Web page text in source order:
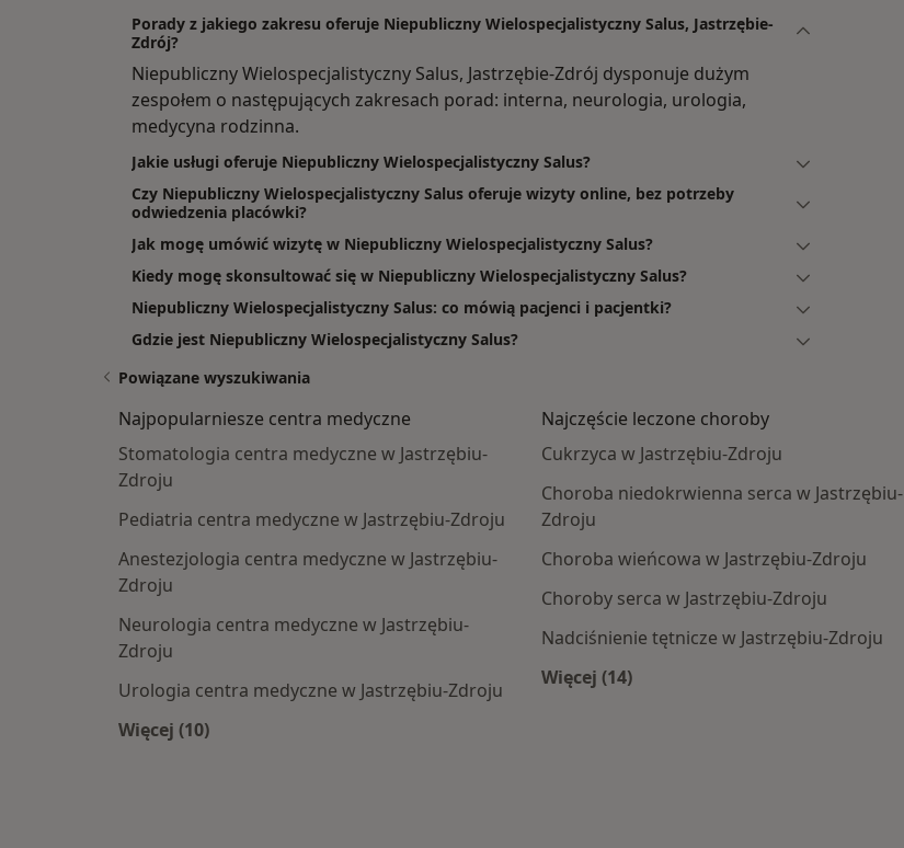
Porady z jakiego zakresu oferuje Niepubliczny Wielospecjalistyczny Salus, Jastrzębie-
Zdrój?
Niepubliczny Wielospecjalistyczny Salus, Jastrzębie-Zdrój dysponuje dużym
zespołem o następujących zakresach porad: interna, neurologia, urologia,
medycyna rodzinna.
Jakie usługi oferuje Niepubliczny Wielospecjalistyczny Salus?
Czy Niepubliczny Wielospecjalistyczny Salus oferuje wizyty online, bez potrzeby
odwiedzenia placówki?
Jak mogę umówić wizytę w Niepubliczny Wielospecjalistyczny Salus?
Kiedy mogę skonsultować się w Niepubliczny Wielospecjalistyczny Salus?
Niepubliczny Wielospecjalistyczny Salus: co mówią pacjenci i pacjentki?
Gdzie jest Niepubliczny Wielospecjalistyczny Salus?
Powiązane wyszukiwania
Najpopularniesze centra medyczne
Stomatologia centra medyczne w Jastrzębiu-
Zdroju
Pediatria centra medyczne w Jastrzębiu-Zdroju
Anestezjologia centra medyczne w Jastrzębiu-
Zdroju
Neurologia centra medyczne w Jastrzębiu-
Zdroju
Urologia centra medyczne w Jastrzębiu-Zdroju
Więcej (10)
Najczęście leczone choroby
Cukrzyca w Jastrzębiu-Zdroju
Choroba niedokrwienna serca w Jastrzębiu-
Zdroju
Choroba wieńcowa w Jastrzębiu-Zdroju
Choroby serca w Jastrzębiu-Zdroju
Nadciśnienie tętnicze w Jastrzębiu-Zdroju
Więcej (14)